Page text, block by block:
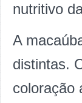
nutritivo
A
distintas.
coloração